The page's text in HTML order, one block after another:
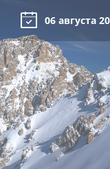
06 августа